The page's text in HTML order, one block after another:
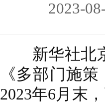
2023-
新华社北京
《多部门施
2023年6月末